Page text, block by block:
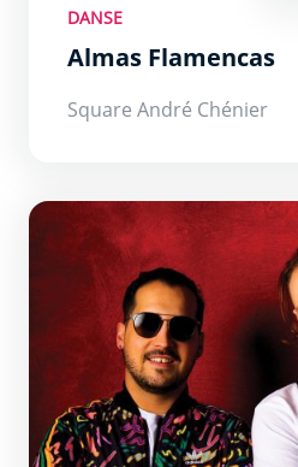
DANSE
Almas Flamencas
Square André Chénier
Les 2 Têtes